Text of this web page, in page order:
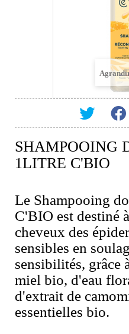
SHAMPOOING
1LITRE C'BIO
Le Shampooing
C'BIO est destiné
cheveux des
sensibles en
sensibilités, grâce
miel bio, d'eau
d'extrait de
essentielles bio.